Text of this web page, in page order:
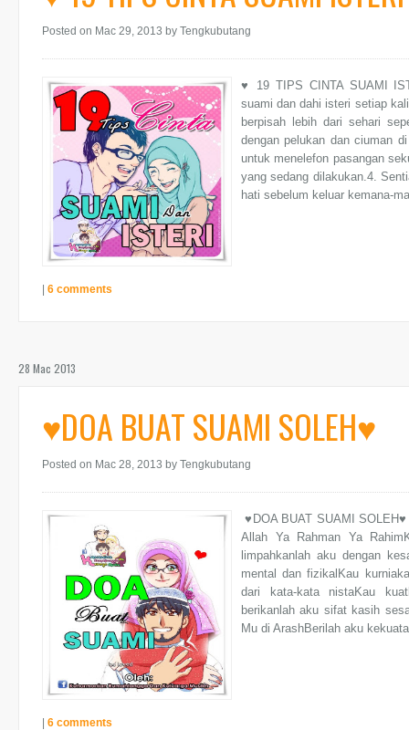
Posted on Mac 29, 2013 by Tengkubutang
♥ 19 TIPS CINTA SUAMI
suami dan dahi isteri setiap
berpisah lebih dari sehari
dengan pelukan dan ciuman
untuk menelefon pasangan
yang sedang dilakukan.4.
hati sebelum keluar kemana-
6 comments
28 Mac 2013
♥DOA BUAT SUAMI SOLEH♥
Posted on Mac 28, 2013 by Tengkubutang
♥DOA BUAT SUAMI
Allah Ya Rahman Ya
limpahkanlah aku dengan
mental dan fizikalKau
dari kata-kata nistaKau
berikanlah aku sifat kasih
Mu di ArashBerilah aku
6 comments